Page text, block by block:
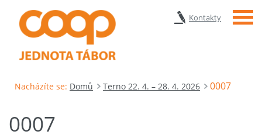
Kontakty Menu
Nacházíte se: Domů Terno 22. 4. – 28. 4. 2026 0007
0007